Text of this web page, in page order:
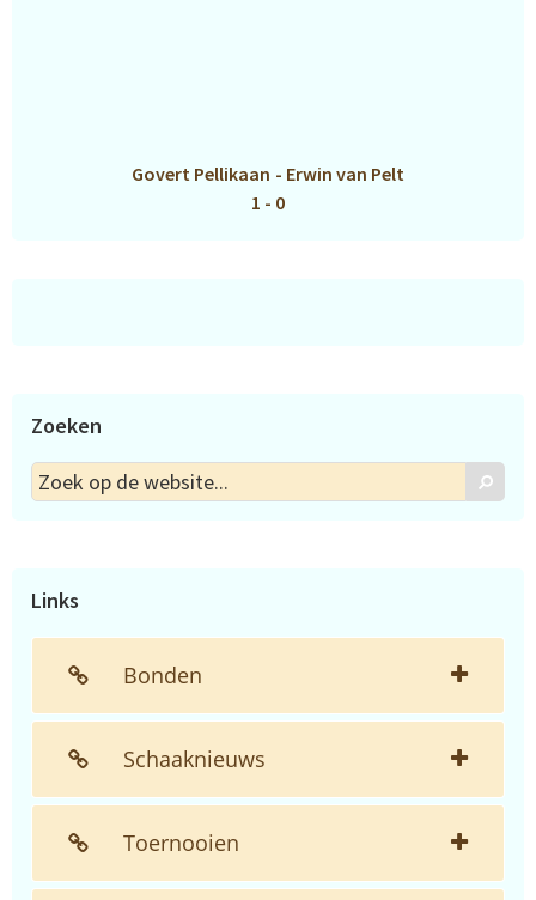
Govert Pellikaan - Erwin van Pelt
1 - 0
Zoeken
Zoek
op
Zoek
Links
Bonden
Schaaknieuws
Toernooien